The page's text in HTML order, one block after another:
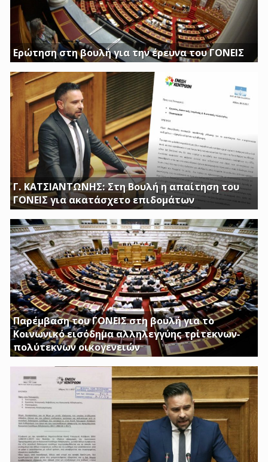
Ερώτηση στη βουλή για την έρευνα του ΓΟΝΕΙΣ
Διασφαλίστε το δημόσιο συμφέρον με πλήρη διαφάνεια
Γ. ΚΑΤΣΙΑΝΤΩΝΗΣ: Στη Βουλή η απαίτηση του
ΓΟΝΕΙΣ για ακατάσχετο επιδομάτων
ΕΡΩΤΗΣΗ ΤΟΥ ΒΟΥΛΕΥΤΗ ΓΙΩΡΓΟΥ ΚΑΤΣΙΑΝΤΩΝΗ
Παρέμβαση του ΓΟΝΕΙΣ στη βουλή για το
Κοινωνικό εισόδημα αλληλεγγύης τρίτεκνων-
πολύτεκνων οικογενειών
Απαιτούμε να εξαιρεθούν τα επιδόματα Στήριξης
Τέκνων, καθώς και το Ειδικό Επίδομα Στήριξης σε
Τρίτεκνες – Πολύτεκνες οικογένειες από τα εισοδηματικά
κριτήρια όπως αυτά καθορίζονται με το υπ’ αριθμ. 128/24-
1-2017 ΦΕΚ